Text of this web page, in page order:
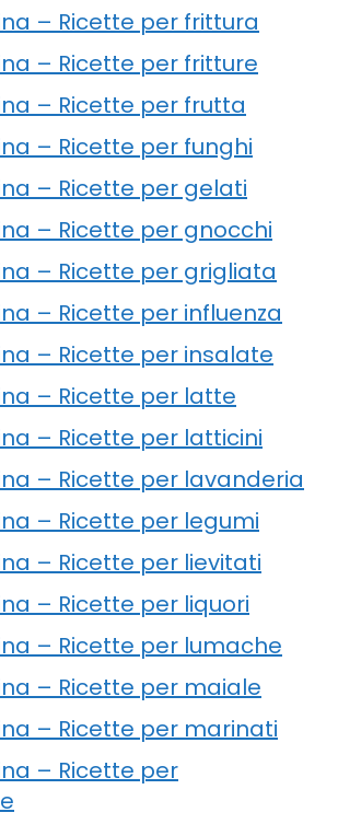
– Ricette per frittura
– Ricette per fritture
– Ricette per frutta
– Ricette per funghi
– Ricette per gelati
– Ricette per gnocchi
– Ricette per grigliata
– Ricette per influenza
– Ricette per insalate
– Ricette per latte
– Ricette per latticini
– Ricette per lavanderia
– Ricette per legumi
– Ricette per lievitati
– Ricette per liquori
– Ricette per lumache
– Ricette per maiale
– Ricette per marinati
– Ricette per